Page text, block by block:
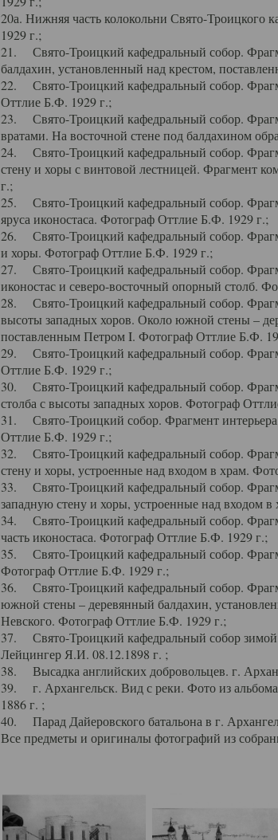
20а. Нижняя часть колокольни Свято-Троицкого
1929 г.;
21. Свято-Троицкий кафедральный собор.
балдахин, установленный над крестом,
22. Свято-Троицкий кафедральный собор.
Оттлие Б.Ф. 1929 г.;
23. Свято-Троицкий кафедральный собор.
вратами. На восточной стене под балдахином
24. Свято-Троицкий кафедральный собор.
стену и хоры с винтовой лестницей. Фрагмент
г.;
25. Свято-Троицкий кафедральный собор.
яруса иконостаса. Фотограф Оттлие Б.Ф. 1929 г.;
26. Свято-Троицкий кафедральный собор.
и хоры. Фотограф Оттлие Б.Ф. 1929 г.;
27. Свято-Троицкий кафедральный собор.
иконостас и северо-восточный опорный столб.
28. Свято-Троицкий кафедральный собор.
высоты западных хоров. Около южной стены –
поставленным Петром I. Фотограф Оттлие Б.Ф.
29. Свято-Троицкий кафедральный собор.
Оттлие Б.Ф. 1929 г.;
30. Свято-Троицкий кафедральный собор.
столба с высоты западных хоров. Фотограф
31. Свято-Троицкий собор. Фрагмент
Оттлие Б.Ф. 1929 г.;
32. Свято-Троицкий кафедральный собор.
стену и хоры, устроенные над входом в храм.
33. Свято-Троицкий кафедральный собор.
западную стену и хоры, устроенные над входом
34. Свято-Троицкий кафедральный собор.
часть иконостаса. Фотограф Оттлие Б.Ф. 1929 г.;
35. Свято-Троицкий кафедральный собор.
Фотограф Оттлие Б.Ф. 1929 г.;
36. Свято-Троицкий кафедральный собор.
южной стены – деревянный балдахин,
Невского. Фотограф Оттлие Б.Ф. 1929 г.;
37. Свято-Троицкий кафедральный собор
Лейцингер Я.И. 08.12.1898 г. ;
38. Высадка английских добровольцев. г.
39. г. Архангельск. Вид с реки. Фото из
1886 г. ;
40. Парад Дайеровского батальона в г.
Все предметы и оригиналы фотографий из